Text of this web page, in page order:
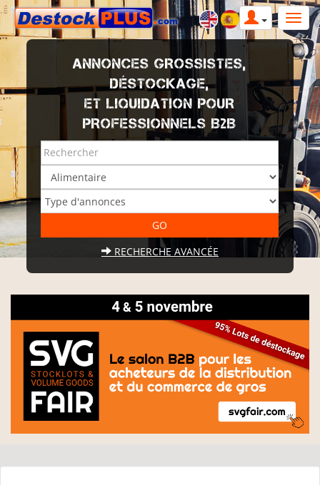
ANNONCES GROSSISTES,
DÉSTOCKAGE,
ET LIQUIDATION POUR
PROFESSIONNELS B2B
RECHERCHE AVANCÉE